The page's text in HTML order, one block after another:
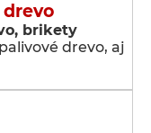
brikety
drevo, aj